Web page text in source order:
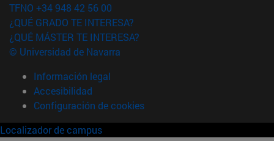
TFNO +34 948 42 56 00
¿QUÉ GRADO TE INTERESA?
¿QUÉ MÁSTER TE INTERESA?
© Universidad de Navarra
Información legal
Accesibilidad
Configuración de cookies
Localizador de campus